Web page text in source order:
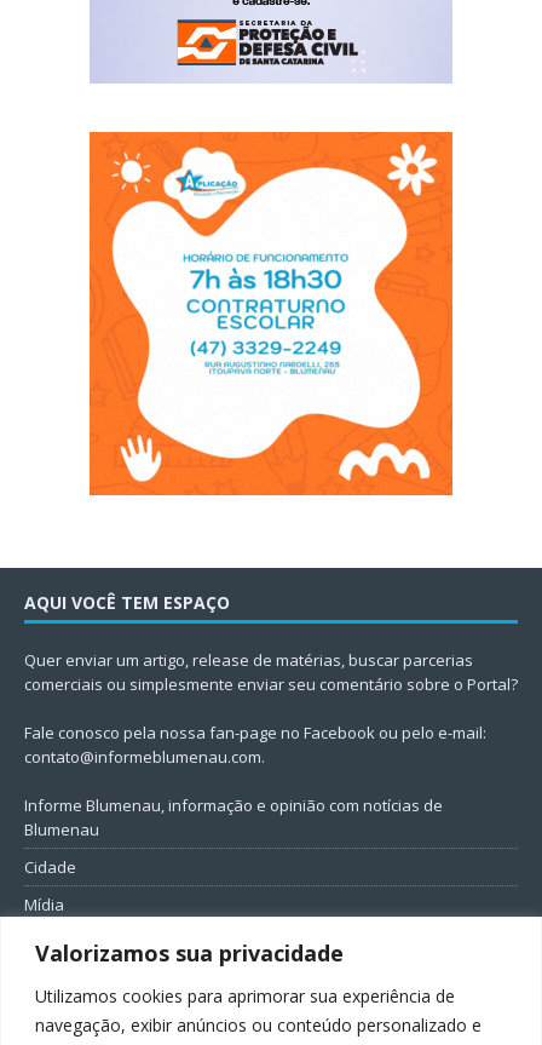
Valorizamos sua privacidade
Utilizamos cookies para aprimorar sua experiência de
navegação, exibir anúncios ou conteúdo personalizado e
AQUI VOCÊ TEM ESPAÇO
Quer enviar um artigo, release de matérias, buscar parcerias
comerciais ou simplesmente enviar seu comentário sobre o Portal?
Fale conosco pela nossa fan-page no Facebook ou pelo e-mail:
contato@informeblumenau.com.
Informe Blumenau, informação e opinião com notícias de
Blumenau
Cidade
Mídia
Entretenimento
Política